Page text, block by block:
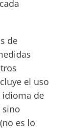
de
el uso
idioma de
sino
es lo